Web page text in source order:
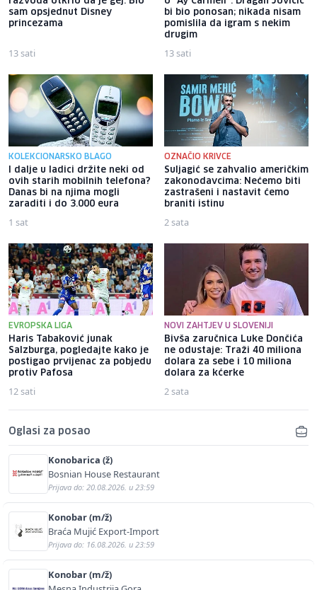
sam opsjednut Disney
princezama
13 sati
bi bio ponosan; nikada nisam
pomislila da igram s nekim
drugim
13 sati
KOLEKCIONARSKO BLAGO
I dalje u ladici držite neki od
ovih starih mobilnih telefona?
Danas bi na njima mogli
zaraditi i do 3.000 eura
1 sat
OZNAČIO KRIVCE
Suljagić se zahvalio američkim
zakonodavcima: Nećemo biti
zastrašeni i nastavit ćemo
braniti istinu
2 sata
EVROPSKA LIGA
Haris Tabaković junak
Salzburga, pogledajte kako je
postigao prvijenac za pobjedu
protiv Pafosa
12 sati
NOVI ZAHTJEV U SLOVENIJI
Bivša zaručnica Luke Dončića
ne odustaje: Traži 40 miliona
dolara za sebe i 10 miliona
dolara za kćerke
2 sata
Oglasi za posao
Konobarica (ž)
Bosnian House Restaurant
Prijava do: 20.08.2026. u 23:59
Konobar (m/ž)
Braća Mujić Export-Import
Prijava do: 16.08.2026. u 23:59
Konobar (m/ž)